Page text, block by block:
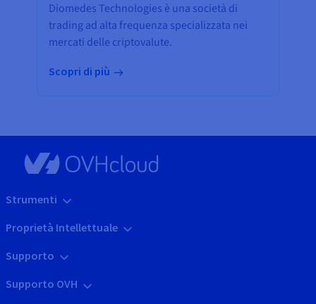
Diomedes Technologies è una società di
trading ad alta frequenza specializzata nei
mercati delle criptovalute.
Scopri di più
Strumenti
Proprietà Intellettuale
Supporto
Supporto OVH